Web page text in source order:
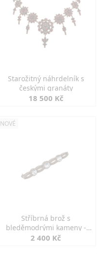
Starožitný náhrdelník s
českými granáty
18 500 Kč
NOVÉ
Stříbrná brož s
bleděmodrými kameny -
jemná elegance
2 400 Kč